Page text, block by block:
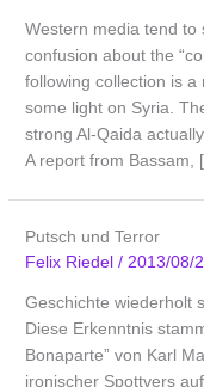
Western media tend to
confusion about the
following collection is
some light on Syria.
strong Al-Qaida
A report from Bassam,
Putsch und Terror
Felix Riedel/2013/08/
Geschichte wiederholt
Diese Erkenntnis
Bonaparte” von Karl
ironischer Spottvers